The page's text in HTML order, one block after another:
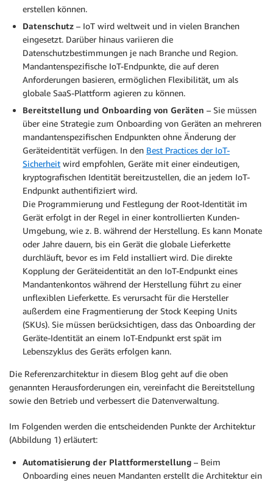
erstellen können.
Datenschutz – IoT wird weltweit und in vielen Branchen
eingesetzt. Darüber hinaus variieren die
Datenschutzbestimmungen je nach Branche und Region.
Mandantenspezifische IoT-Endpunkte, die auf deren
Anforderungen basieren, ermöglichen Flexibilität, um als
globale SaaS-Plattform agieren zu können.
Bereitstellung und Onboarding von Geräten – Sie müssen
über eine Strategie zum Onboarding von Geräten an mehreren
mandantenspezifischen Endpunkten ohne Änderung der
Geräteidentität verfügen. In den Best Practices der IoT-
Sicherheit wird empfohlen, Geräte mit einer eindeutigen,
kryptografischen Identität bereitzustellen, die an jedem IoT-
Endpunkt authentifiziert wird.
Die Programmierung und Festlegung der Root-Identität im
Gerät erfolgt in der Regel in einer kontrollierten Kunden-
Umgebung, wie z. B. während der Herstellung. Es kann Monate
oder Jahre dauern, bis ein Gerät die globale Lieferkette
durchläuft, bevor es im Feld installiert wird. Die direkte
Kopplung der Geräteidentität an den IoT-Endpunkt eines
Mandantenkontos während der Herstellung führt zu einer
unflexiblen Lieferkette. Es verursacht für die Hersteller
außerdem eine Fragmentierung der Stock Keeping Units
(SKUs). Sie müssen berücksichtigen, dass das Onboarding der
Geräte-Identität an einem IoT-Endpunkt erst spät im
Lebenszyklus des Geräts erfolgen kann.
Die Referenzarchitektur in diesem Blog geht auf die oben
genannten Herausforderungen ein, vereinfacht die Bereitstellung
sowie den Betrieb und verbessert die Datenverwaltung.
Im Folgenden werden die entscheidenden Punkte der Architektur
(Abbildung 1) erläutert:
Automatisierung der Plattformerstellung – Beim
Onboarding eines neuen Mandanten erstellt die Architektur ein